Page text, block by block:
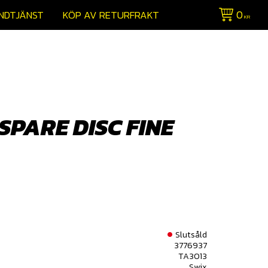
KÖP AV RETURFRAKT 0KR
DISC FINE
Slutsåld
3776937
TA3013